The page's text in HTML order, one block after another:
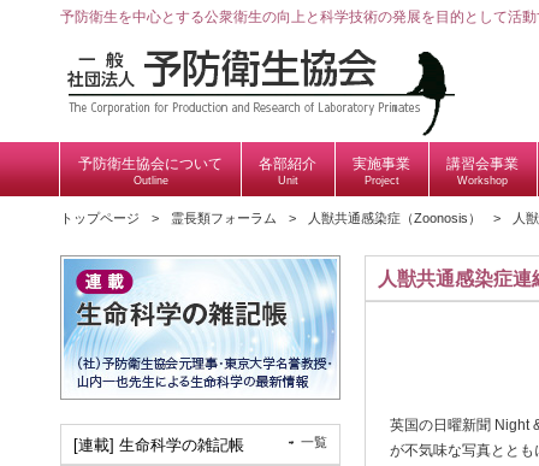
予防衛生を中心とする公衆衛生の向上と科学技術の発展を目的として活
予防衛生協会について
Outline
各部紹介
Unit
実施事業
Project
講習会事業
Workshop
トップページ 霊長類フォーラム 人獣共通感染症（Zoonosis） 人
人獣共通感染症
英国の日曜新聞 Night
が不気味な写真とと
[連載] 生命科学の雑記帳 一覧